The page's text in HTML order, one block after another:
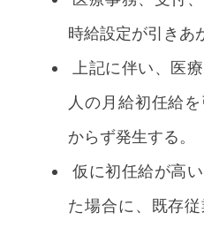
時給設定が引きあ
上記に伴い、医
人の月給初任給
からず発生する。
仮に初任給が高
た場合に、既存